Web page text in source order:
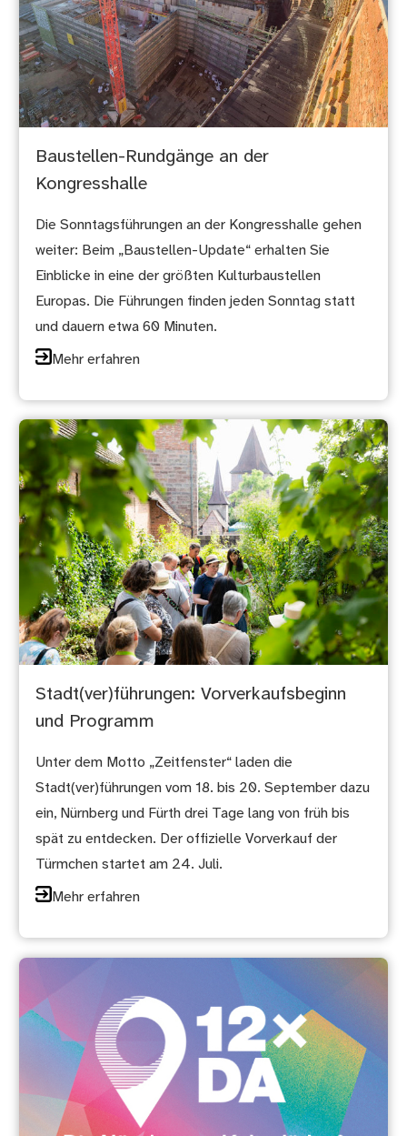
Baustellen-Rundgänge an der
Kongresshalle
Die Sonntagsführungen an der Kongresshalle gehen
weiter: Beim „Baustellen-Update“ erhalten Sie
Einblicke in eine der größten Kulturbaustellen
Europas. Die Führungen finden jeden Sonntag statt
und dauern etwa 60 Minuten.
Mehr erfahren
Stadt(ver)führungen: Vorverkaufsbeginn
und Programm
Unter dem Motto „Zeitfenster“ laden die
Stadt(ver)führungen vom 18. bis 20. September dazu
ein, Nürnberg und Fürth drei Tage lang von früh bis
spät zu entdecken. Der offizielle Vorverkauf der
Türmchen startet am 24. Juli.
Mehr erfahren